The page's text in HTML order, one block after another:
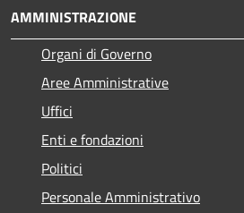
AMMINISTRAZIONE
Organi di Governo
Aree Amministrative
Uffici
Enti e fondazioni
Politici
Personale Amministrativo